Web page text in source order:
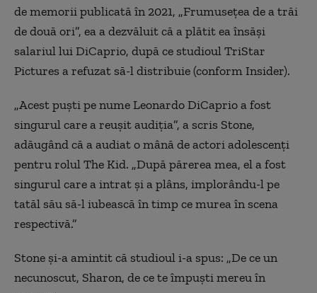
de memorii publicată în 2021, „Frumusețea de a trăi
de două ori”, ea a dezvăluit că a plătit ea însăși
salariul lui DiCaprio, după ce studioul TriStar
Pictures a refuzat să-l distribuie (conform Insider).
„Acest puști pe nume Leonardo DiCaprio a fost
singurul care a reușit audiția”, a scris Stone,
adăugând că a audiat o mână de actori adolescenți
pentru rolul The Kid. „După părerea mea, el a fost
singurul care a intrat și a plâns, implorându-l pe
tatăl său să-l iubească în timp ce murea în scena
respectivă.”
Stone și-a amintit că studioul i-a spus: „De ce un
necunoscut, Sharon, de ce te împuști mereu în